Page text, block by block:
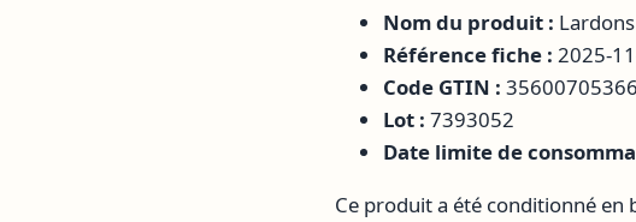
Nom du produit :
Référence fiche : 2025-
Code GTIN :
Lot : 7393052
Date limite de
Ce produit a été conditionné en